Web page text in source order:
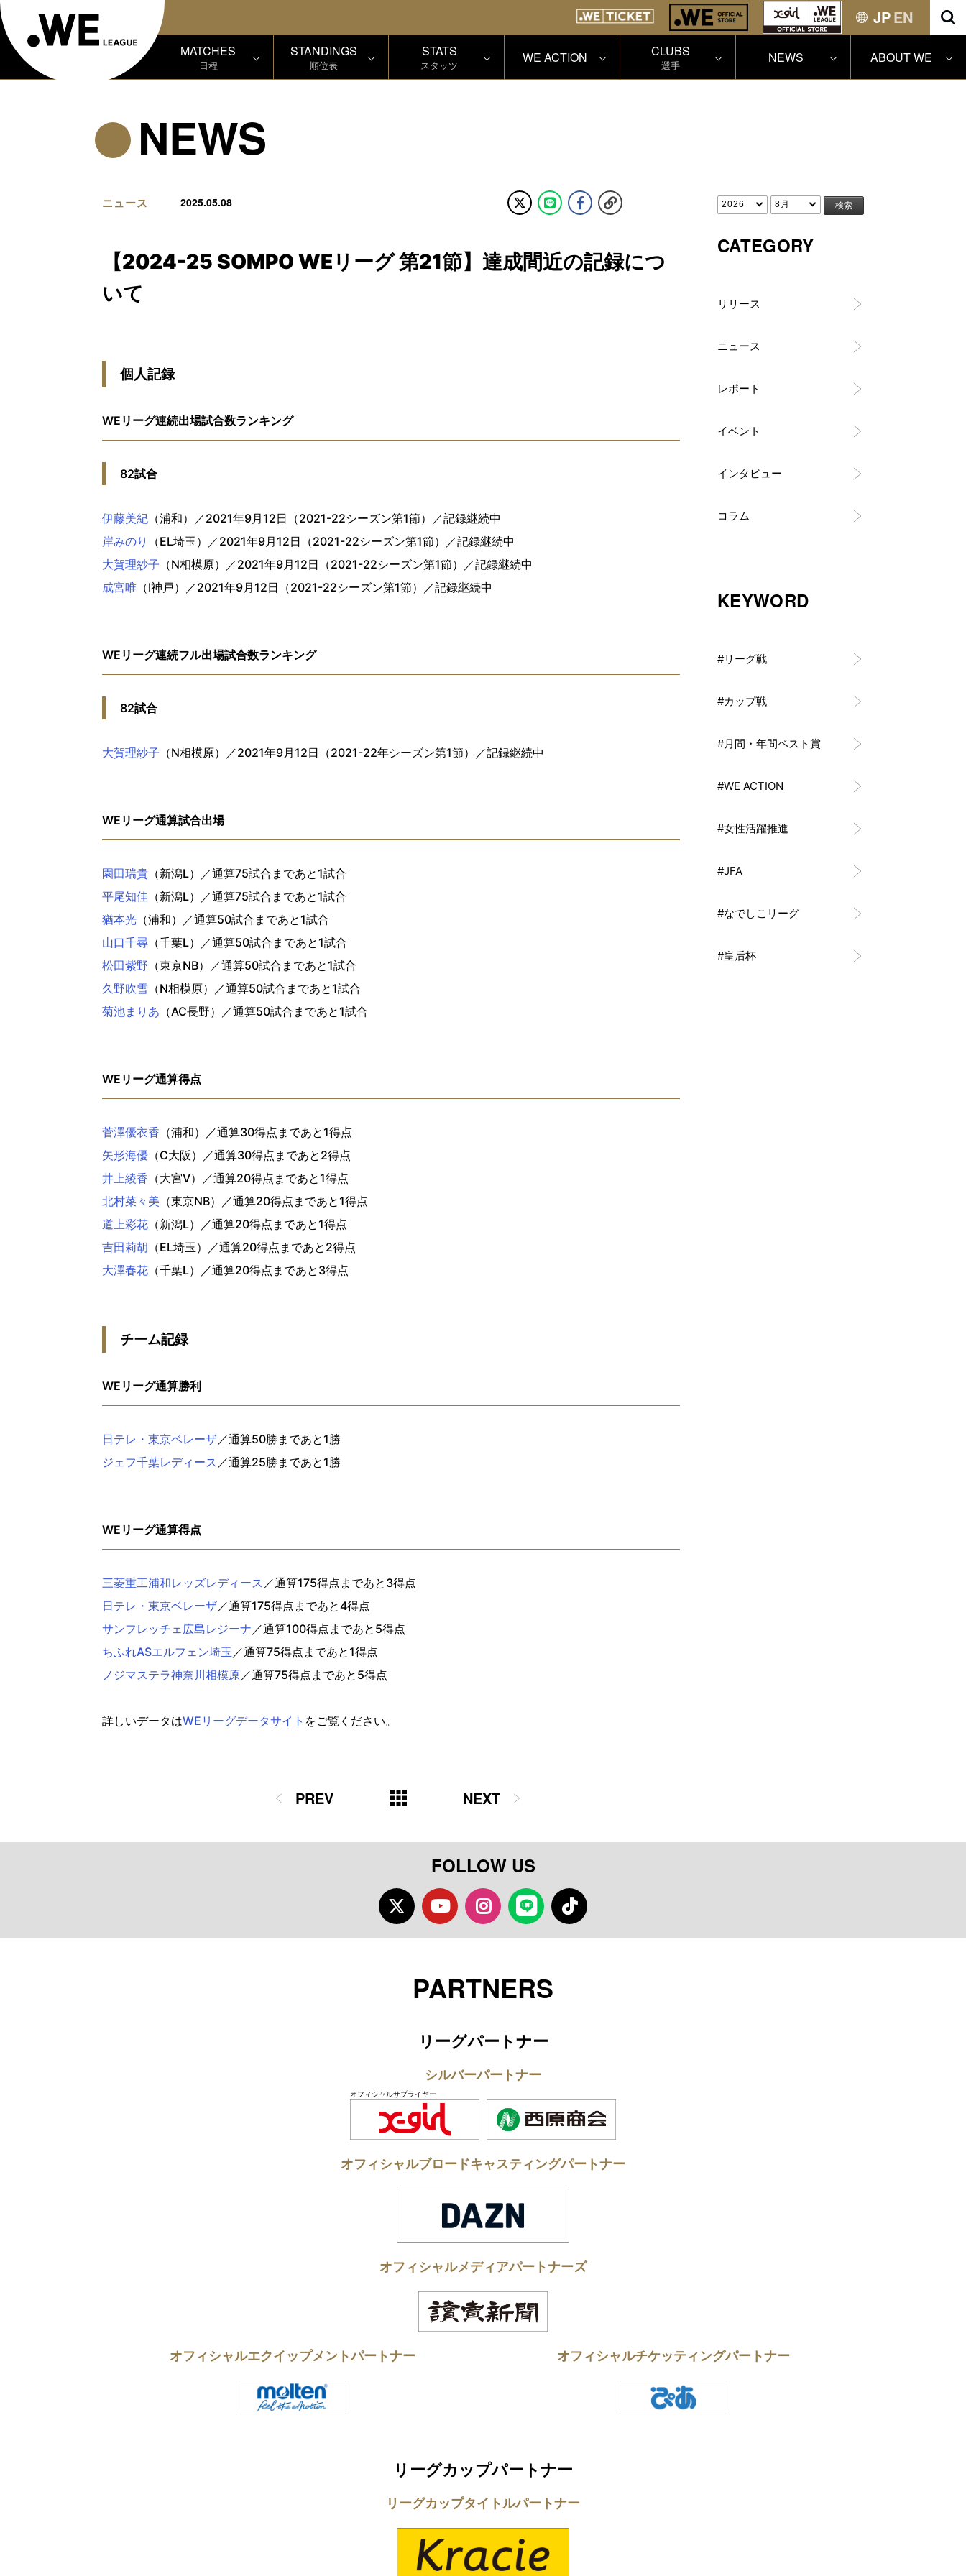
JPEN
MATCHES
日程
STANDINGS
順位表
STATS
スタッツ WE ACTION CLUBS
選手 NEWS ABOUT WE
NEWS
ニュース 2025.05.08
【2024-25 SOMPO WEリーグ 第21節】達成間近の記録につ
いて
個人記録
WEリーグ連続出場試合数ランキング
82試合
伊藤美紀 （浦和）
／2021年9月12日（2021-22シーズン第1節）／記録継続中
岸みのり
（EL埼玉）／2021年9月12日（2021-22シーズン第1節）／記録継続中
大賀理紗子 （N相模原）／2021年9月12日（2021-22シーズン第1節）／記録継続中
成宮唯 （I神戸）／2021年9月12日（2021-22シーズン第1節）／記録継続中
WEリーグ連続フル出場試合数ランキング
82試合
大賀理紗子 （N相模原）／2021年9月12日（2021-22年シーズン第1節）／記録継続中
WEリーグ通算試合出場
園田瑞貴 （新潟L）／通算75試合まであと1試合
平尾知佳 （新潟L）／通算75試合まであと1試合
猶本光 （浦和）／通算50試合まであと1試合
山口千尋 （千葉L）／通算50試合まであと1試合
松田紫野 （東京NB）／通算50試合まであと1試合
久野吹雪 （N相模原）／通算50試合まであと1試合
菊池まりあ （AC長野）／通算50試合まであと1試合
WEリーグ通算得点
菅澤優衣香 （浦和）／通算30得点まであと1得点
矢形海優 （C大阪）／通算30得点まであと2得点
井上綾香 （大宮V）／通算20得点まであと1得点
北村菜々美 （東京NB）／通算20得点まであと1得点
道上彩花 （新潟L）／通算20得点まであと1得点
吉田莉胡 （EL埼玉）／通算20得点まであと2得点
大澤春花 （千葉L）／通算20得点まであと3得点
チーム記録
WEリーグ通算勝利
日テレ・東京ベレーザ／通算50勝まであと1勝
ジェフ千葉レディース ／通算25勝まであと1勝
WEリーグ通算得点
三菱重工浦和レッズレディース ／通算175得点まであと3得点
日テレ・東京ベレーザ／通算175得点まであと4得点
サンフレッチェ広島レジーナ ／通算100得点まであと5得点
ちふれASエルフェン埼玉 ／通算75得点まであと1得点
ノジマステラ神奈川相模原／通算75得点まであと5得点
詳しいデータはWEリーグデータサイト をご覧ください。
PREV NEXT
CATEGORY
リリース
ニュース
レポート
イベント
インタビュー
コラム
KEYWORD
#リーグ戦
#カップ戦
#月間・年間ベスト賞
#WE ACTION
#女性活躍推進
#JFA
#なでしこリーグ
#皇后杯
FOLLOW US
TwitterYoutubeInstagram
LINE TikTok
PARTNERS
リーグパートナー
シルバーパートナー
オフィシャルサプライヤー
オフィシャルブロードキャスティングパートナー
オフィシャルメディアパートナーズ
オフィシャルエクイップメントパートナー オフィシャルチケッティングパートナー
リーグカップパートナー
リーグカップタイトルパートナー